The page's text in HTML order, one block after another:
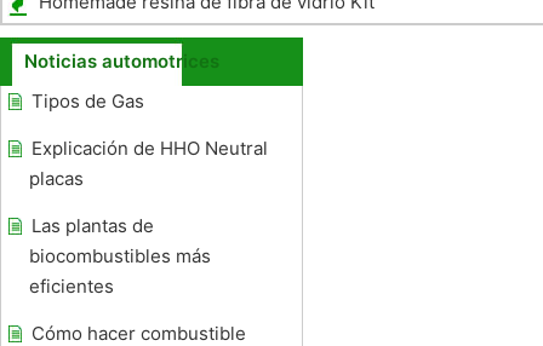
Body
Noticias automotrices
Tipos de Gas
Explicación de HHO Neutral
placas
Las plantas de
biocombustibles más
eficientes
Cómo hacer combustible